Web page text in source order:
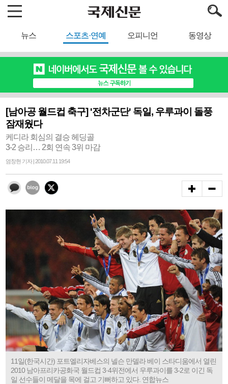
뉴스 스포츠·연예 오피니언 동영상
[남아공 월드컵 축구] '전차군단' 독일, 우루과이 돌풍
잠재웠다
케디라 회심의 결승 헤딩골
3-2 승리… 2회 연속 3위 마감
염창현 기자 | 2010.07.11 19:54
11일(한국시간) 포트엘리자베스의 넬슨 만델라 베이 스타디움에서 열린
2010 남아프리카공화국 월드컵 3·4위전에서 우루과이를 3-2로 이긴 독
일 선수들이 메달을 목에 걸고 기뻐하고 있다. 연합뉴스